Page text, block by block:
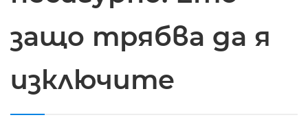
защо трябва да я
изключите